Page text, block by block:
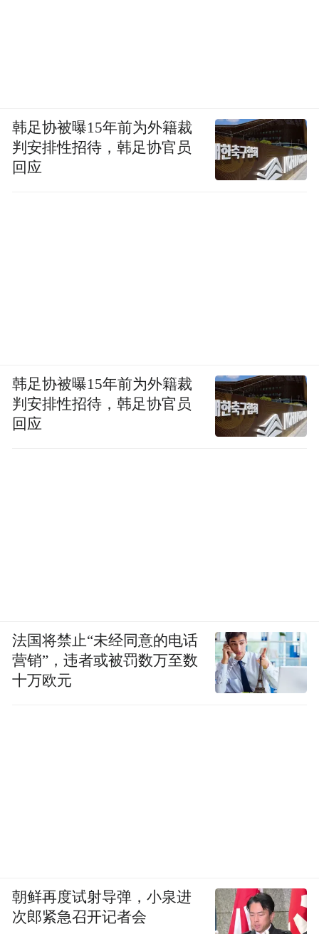
韩足协被曝15年前为外籍裁
判安排性招待，韩足协官员
回应
韩足协被曝15年前为外籍裁
判安排性招待，韩足协官员
回应
法国将禁止“未经同意的电话
营销”，违者或被罚数万至数
十万欧元
朝鲜再度试射导弹，小泉进
次郎紧急召开记者会